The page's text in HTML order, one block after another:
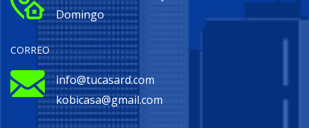
Domingo
CORREO
info@tucasard.com
kobicasa@gmail.com